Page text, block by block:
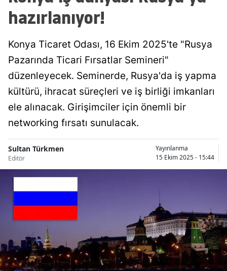
Artvin
Aydın
Balıkesir
Bingöl
Bitlis
Burdur
Bursa
Çanakkale
Çankırı
hazırlanıyor!
Konya Ticaret Odası, 16 Ekim 2025'te "Rusya
Pazarında Ticari Fırsatlar Semineri"
düzenleyecek. Seminerde, Rusya'da iş yapma
kültürü, ihracat süreçleri ve iş birliği imkanları
ele alınacak. Girişimciler için önemli bir
networking fırsatı sunulacak.
Sultan Türkmen
Editör
Yayınlanma
15 Ekim 2025 - 15:44